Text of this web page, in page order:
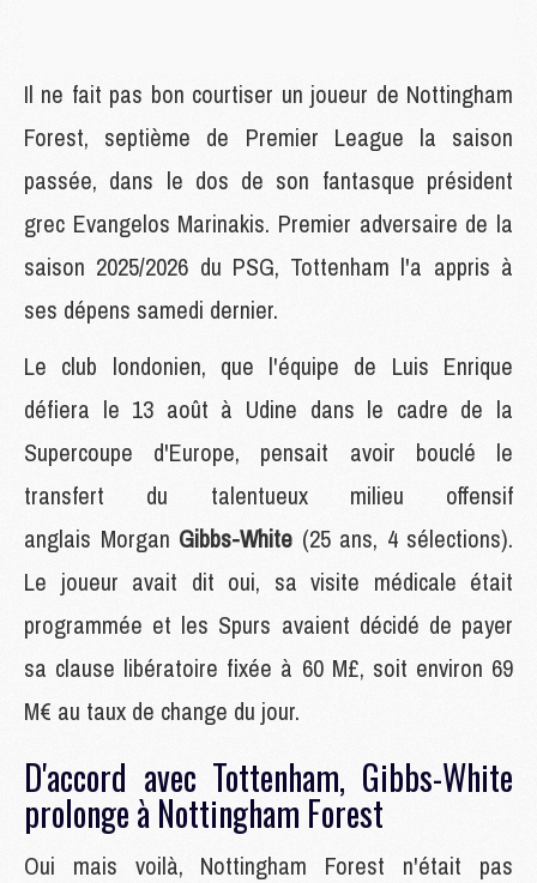
Il ne fait pas bon courtiser un joueur de Nottingham
Forest, septième de Premier League la saison
passée, dans le dos de son fantasque président
grec Evangelos Marinakis. Premier adversaire de la
saison 2025/2026 du PSG, Tottenham l'a appris à
ses dépens samedi dernier.
Le club londonien, que l'équipe de Luis Enrique
défiera le 13 août à Udine dans le cadre de la
Supercoupe d'Europe, pensait avoir bouclé le
transfert du talentueux milieu offensif
anglais Morgan Gibbs-White (25 ans, 4 sélections).
Le joueur avait dit oui, sa visite médicale était
programmée et les Spurs avaient décidé de payer
sa clause libératoire fixée à 60 M£, soit environ 69
M€ au taux de change du jour.
D'accord avec Tottenham, Gibbs-White
prolonge à Nottingham Forest
Oui mais voilà, Nottingham Forest n'était pas